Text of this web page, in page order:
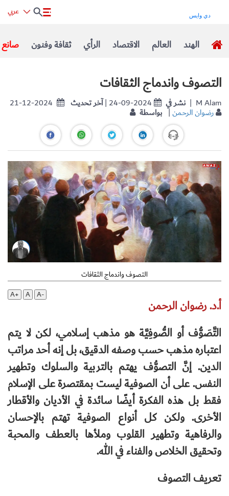
صانع ثقافة وفنون الرأي الاقتصاد العالم الهند
التصوف واندماج الثقافات
21-12-2024 آخر تحديث| 24-09-2024 نشر في | M Alam
بواسطة|رضوان الرحمن
التصوف واندماج الثقافات
A+
A A-
أ.د. رضوان الرحمن
التَّصَوُّف أو الصُّوفِيَّة هو مذهب إسلامي، لكن لا يتم
اعتباره مذهب حسب وصفه الدقيق، بل إنه أحد مراتب
الدين. إنَّ التصوُّف يهتم بالتربية والسلوك وتطهير
النفس. على أن الصوفية ليست بمقتصرة على الإسلام
فقط بل هذه الفكرة أيضًا سائدة في الأديان والأقطار
الأخرى. ولكن كل أنواع الصوفية تهتم بالإحسان
والرفاهية وتطهير القلوب وملأها بالعطف والمحبة
وتحقيق الخلاص والفناء في الله.
تعريف التصوف